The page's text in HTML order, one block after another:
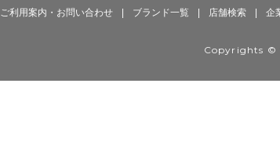
ご利用案内・お問い合わせ ブランド一覧 店舗検索 企
Copyrights ©